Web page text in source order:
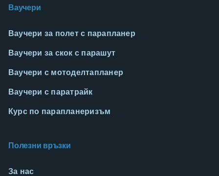
Ваучери
Ваучери за полет с парапланер
Ваучери за скок с парашут
Ваучери с мотоделтапланер
Ваучери с паратрайк
Курс по парапланеризъм
Полезни връзки
За нас